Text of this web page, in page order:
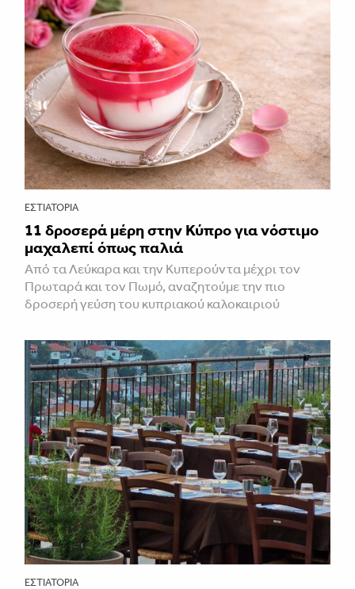
ΕΣΤΙΑΤΌΡΙΑ
11 δροσερά μέρη στην Κύπρο για νόστιμο
μαχαλεπί όπως παλιά
Από τα Λεύκαρα και την Κυπερούντα μέχρι τον
Πρωταρά και τον Πωμό, αναζητούμε την πιο
δροσερή γεύση του κυπριακού καλοκαιριού
ΕΣΤΙΑΤΌΡΙΑ